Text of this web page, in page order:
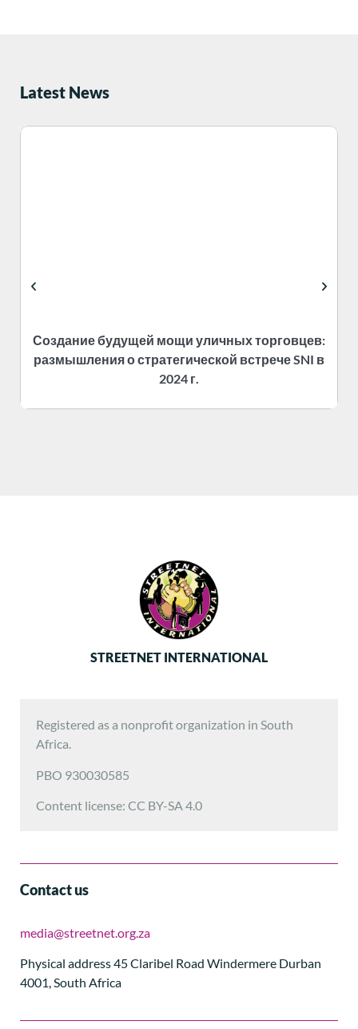
Latest News
Создание будущей мощи уличных торговцев:
размышления о стратегической встрече SNI в
2024 г.
STREETNET INTERNATIONAL
Registered as a nonprofit organization in South
Africa.
PBO 930030585
Content license: CC BY-SA 4.0
Contact us
media@streetnet.org.za
Physical address 45 Claribel Road Windermere Durban
4001, South Africa